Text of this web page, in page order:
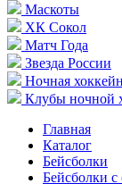
Маскоты
ХК Сокол
Матч Года
Звезда России
Ночная
Клубы ночной
Главная
Каталог
Бейсболки
Бейсболки с